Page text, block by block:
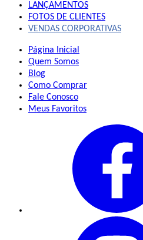
LANÇAMENTOS
FOTOS DE CLIENTES
VENDAS CORPORATIVAS
Página Inicial
Quem Somos
Blog
Como Comprar
Fale Conosco
Meus Favoritos